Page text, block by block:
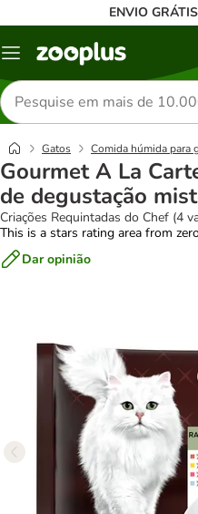
ENVIO
Menu
Pesquisar
produtos
Gatos Comida húmida para
Gourmet A La
de degustação
Criações Requintadas do Chef (4
This is a stars rating area from
Dar opinião